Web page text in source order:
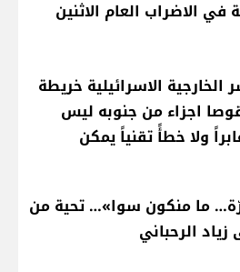
في الاضراب العام الاثنين
الاسرائيلية خريطة
اجزاء من جنوبه ليس
ولا خطأً تقنياً يمكن
ما منكون سوا»… تحية من
الرحباني